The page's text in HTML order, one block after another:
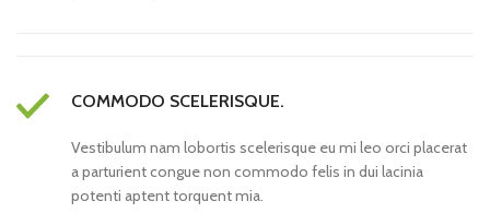
COMMODO SCELERISQUE.
Vestibulum nam lobortis scelerisque eu mi leo orci placerat
a parturient congue non commodo felis in dui lacinia
potenti aptent torquent mia.